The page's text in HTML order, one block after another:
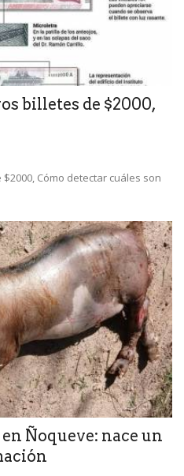
billetes de $2000,
Cómo detectar cuáles son
Ñoqueve: nace un